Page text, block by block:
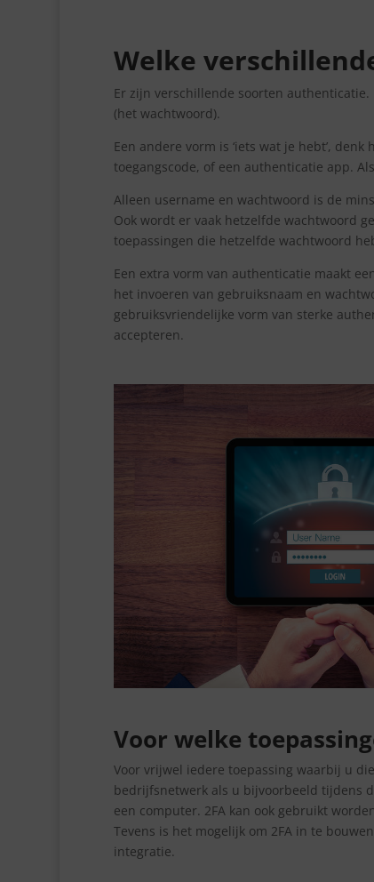
Welke
Er zijn verschillende soorten authenticatie.
(het wachtwoord).
Een andere vorm is ‘iets wat je hebt’,
toegangscode, of een authenticatie app.
Alleen username en wachtwoord is de
Ook wordt er vaak hetzelfde wachtwoord
toepassingen die hetzelfde wachtwoord
Een extra vorm van authenticatie maakt
het invoeren van gebruiksnaam en
gebruiksvriendelijke vorm van sterke
accepteren.
Voor welke
Voor vrijwel iedere toepassing waarbij u
bedrijfsnetwerk als u bijvoorbeeld tijdens
een computer. 2FA kan ook gebruikt
Tevens is het mogelijk om 2FA in te
integratie.